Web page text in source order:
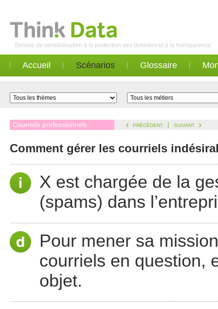
Service de sensibilisation à la protection des données et à la transparence
Accueil Scénarios Glossaire
Courriels professionnels PRÉCÉDENT | SUIVANT
Comment gérer les courriels
X est chargée de la
(spams) dans
Pour mener sa
courriels en question,
objet.